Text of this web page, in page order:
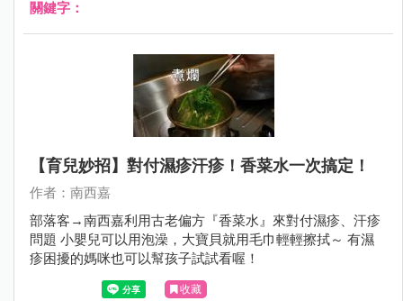
關鍵字：
【育兒妙招】對付濕疹汗疹！香菜水一次搞定！
作者：南西嘉
部落客→南西嘉利用古老偏方『香菜水』來對付濕疹、汗疹
問題 小嬰兒可以用泡澡，大寶貝就用毛巾輕輕擦拭～ 有濕
疹困擾的媽咪也可以幫孩子試試看喔！
收藏